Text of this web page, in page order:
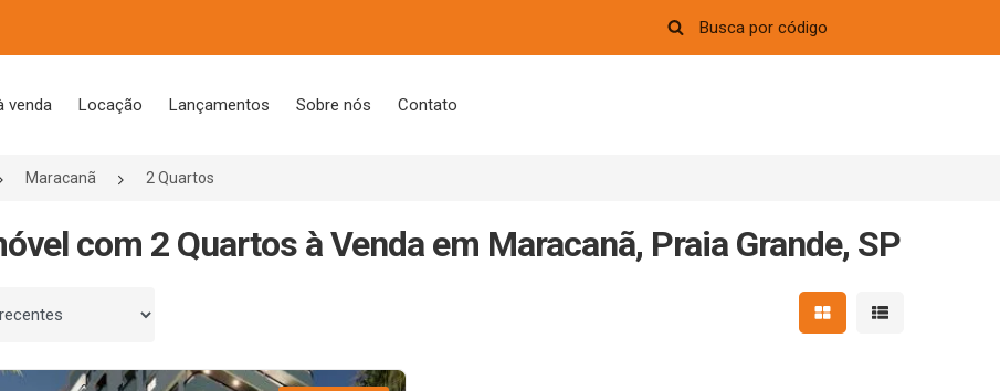
venda Locação Lançamentos Sobre nós Contato
Maracanã 2 Quartos
com 2 Quartos à Venda em Maracanã, Praia Grande, SP
por Mostrar resultados em
Mostrar